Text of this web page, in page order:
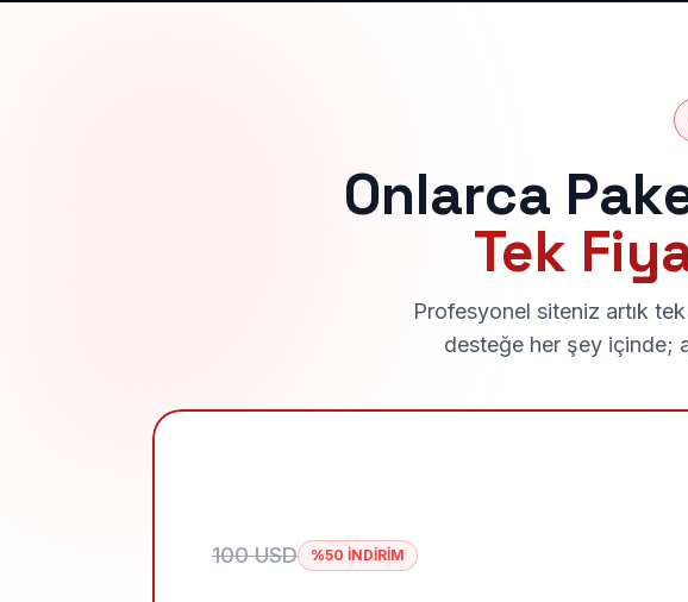
Onlarca
Tek
Profesyonel siteniz artık
desteğe her şey içinde;
100 USD %50 İNDİRİM